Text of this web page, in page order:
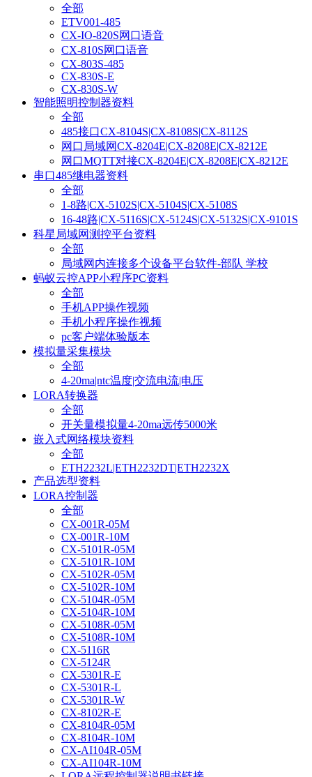
全部
ETV001-485
CX-IO-820S网口语音
CX-810S网口语音
CX-803S-485
CX-830S-E
CX-830S-W
智能照明控制器资料
全部
485接口CX-8104S|CX-8108S|CX-8112S
网口局域网CX-8204E|CX-8208E|CX-8212E
网口MQTT对接CX-8204E|CX-8208E|CX-8212E
串口485继电器资料
全部
1-8路|CX-5102S|CX-5104S|CX-5108S
16-48路|CX-5116S|CX-5124S|CX-5132S|CX-9101S
科星局域网测控平台资料
全部
局域网内连接多个设备平台软件-部队 学校
蚂蚁云控APP小程序PC资料
全部
手机APP操作视频
手机小程序操作视频
pc客户端体验版本
模拟量采集模块
全部
4-20ma|ntc温度|交流电流|电压
LORA转换器
全部
开关量模拟量4-20ma远传5000米
嵌入式网络模块资料
全部
ETH2232L|ETH2232DT|ETH2232X
产品选型资料
LORA控制器
全部
CX-001R-05M
CX-001R-10M
CX-5101R-05M
CX-5101R-10M
CX-5102R-05M
CX-5102R-10M
CX-5104R-05M
CX-5104R-10M
CX-5108R-05M
CX-5108R-10M
CX-5116R
CX-5124R
CX-5301R-E
CX-5301R-L
CX-5301R-W
CX-8102R-E
CX-8104R-05M
CX-8104R-10M
CX-AI104R-05M
CX-AI104R-10M